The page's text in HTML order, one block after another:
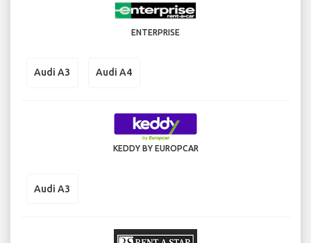
ENTERPRISE
Audi A3 Audi A4
KEDDY BY EUROPCAR
Audi A3